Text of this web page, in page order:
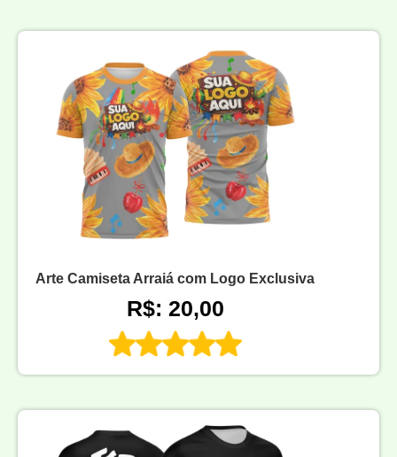
Arte Camiseta Arraiá com Logo Exclusiva
R$: 20,00